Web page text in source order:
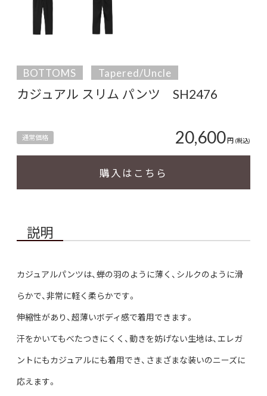
BOTTOMS Tapered/Uncle
カジュアル スリム パンツ SH2476
通常価格 20,600円 (税込)
購入はこちら
説明
カジュアルパンツは、蝉の羽のように薄く、シルクのように滑
らかで、非常に軽く柔らかです。
伸縮性があり、超薄いボディ感で着用できます。
汗をかいてもべたつきにくく、動きを妨げない生地は、エレガ
ントにもカジュアルにも着用でき、さまざまな装いのニーズに
応えます。